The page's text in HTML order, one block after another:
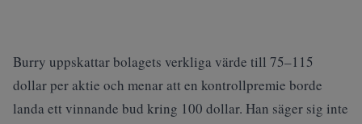
Burry uppskattar bolagets verkliga värde till 75–115
dollar per aktie och menar att en kontrollpremie borde
landa ett vinnande bud kring 100 dollar. Han säger sig inte